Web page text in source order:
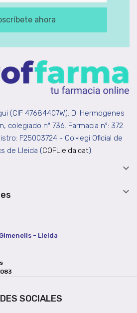
ahora
(CIF 47684407W). D. Hermogenes
colegiado nº 736. Farmacia nº: 372.
F25003724 - Col•legi Oficial de
de Lleida (COFLleida.cat).


- Lleida
SOCIALES